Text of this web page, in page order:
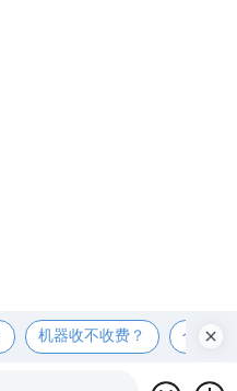
机器收不收费？ 个人可